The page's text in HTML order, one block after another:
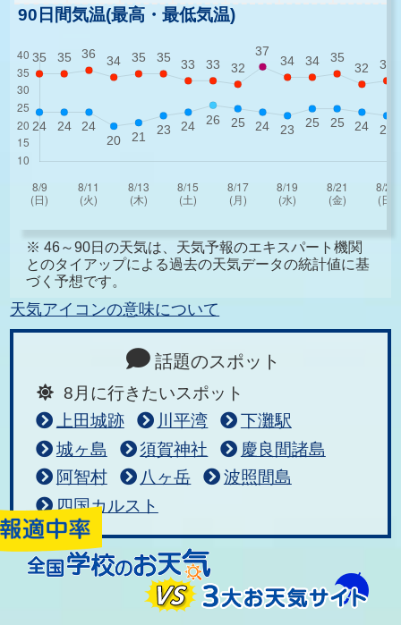
90日間気温(最高・最低気温)
※ 46～90日の天気は、天気予報のエキスパート機関
とのタイアップによる過去の天気データの統計値に基
づく予想です。
天気アイコンの意味について
話題のスポット
8月に行きたいスポット
上田城跡
川平湾
下灘駅
城ヶ島
須賀神社
慶良間諸島
阿智村
八ヶ岳
波照間島
四国カルスト